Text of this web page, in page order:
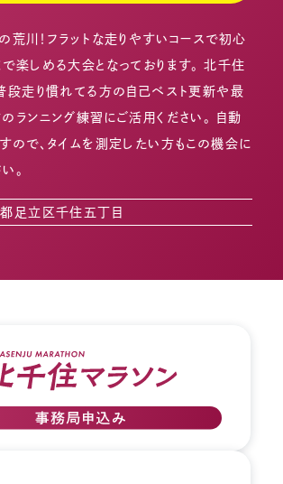
荒川！フラットな走りやすいコースで初心
楽しめる大会となっております。 北千住
段走り慣れてる方の自己ベスト更新や最
ランニング練習にご活用ください。 自動
ので、タイムを測定したい方もこの機会に
。
足立区千住五丁目